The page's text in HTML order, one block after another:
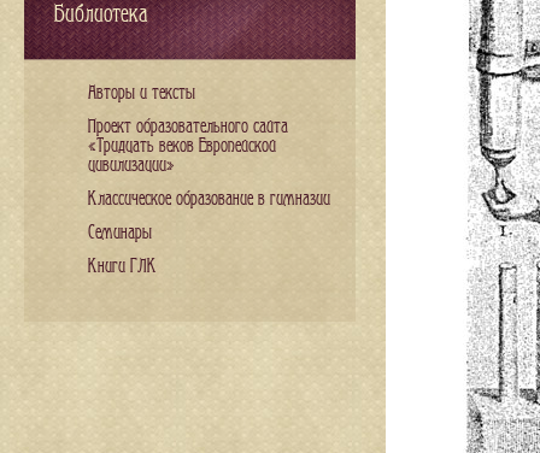
Библиотека
Авторы и тексты
Проект образовательного сайта
«Тридцать веков Европейской
цивилизации»
Классическое образование в гимназии
Семинары
Книги ГЛК